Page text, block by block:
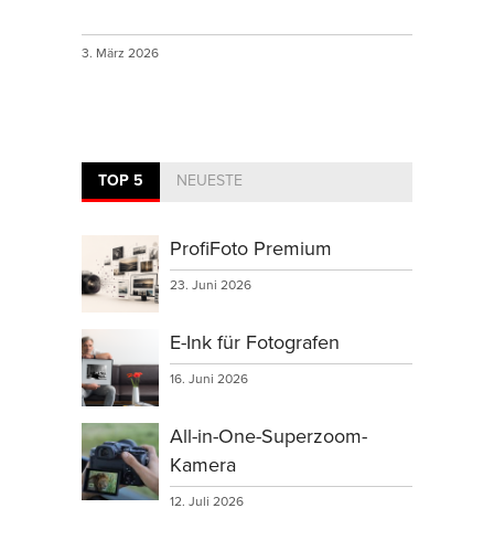
3. März 2026
TOP 5 NEUESTE
ProfiFoto Premium
23. Juni 2026
E-Ink für Fotografen
16. Juni 2026
All-in-One-Superzoom-
Kamera
12. Juli 2026